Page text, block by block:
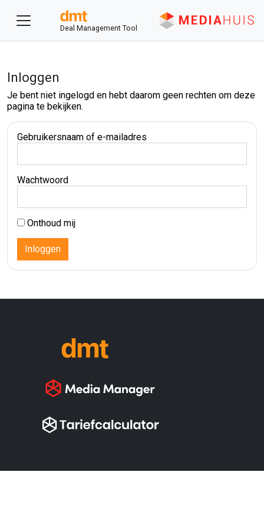
Deal Management Tool
Inloggen
Je bent niet ingelogd en hebt daarom geen rechten om deze
pagina te bekijken.
Gebruikersnaam of e-mailadres
Wachtwoord
Onthoud mij